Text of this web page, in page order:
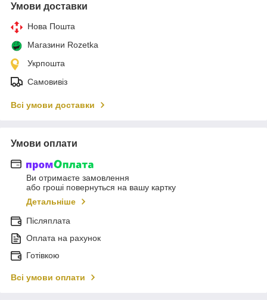
Умови доставки
Нова Пошта
Магазини Rozetka
Укрпошта
Самовивіз
Всі умови доставки
Умови оплати
Ви отримаєте замовлення
або гроші повернуться на вашу картку
Детальніше
Післяплата
Оплата на рахунок
Готівкою
Всі умови оплати